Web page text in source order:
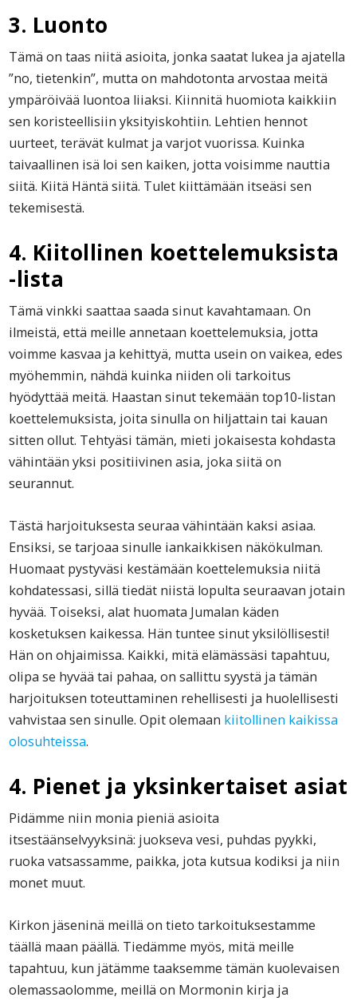
3. Luonto
Tämä on taas niitä asioita, jonka saatat lukea ja ajatella
”no, tietenkin”, mutta on mahdotonta arvostaa meitä
ympäröivää luontoa liiaksi. Kiinnitä huomiota kaikkiin
sen koristeellisiin yksityiskohtiin. Lehtien hennot
uurteet, terävät kulmat ja varjot vuorissa. Kuinka
taivaallinen isä loi sen kaiken, jotta voisimme nauttia
siitä. Kiitä Häntä siitä. Tulet kiittämään itseäsi sen
tekemisestä.
4. Kiitollinen koettelemuksista
-lista
Tämä vinkki saattaa saada sinut kavahtamaan. On
ilmeistä, että meille annetaan koettelemuksia, jotta
voimme kasvaa ja kehittyä, mutta usein on vaikea, edes
myöhemmin, nähdä kuinka niiden oli tarkoitus
hyödyttää meitä. Haastan sinut tekemään top10-listan
koettelemuksista, joita sinulla on hiljattain tai kauan
sitten ollut. Tehtyäsi tämän, mieti jokaisesta kohdasta
vähintään yksi positiivinen asia, joka siitä on
seurannut.
Tästä harjoituksesta seuraa vähintään kaksi asiaa.
Ensiksi, se tarjoaa sinulle iankaikkisen näkökulman.
Huomaat pystyväsi kestämään koettelemuksia niitä
kohdatessasi, sillä tiedät niistä lopulta seuraavan jotain
hyvää. Toiseksi, alat huomata Jumalan käden
kosketuksen kaikessa. Hän tuntee sinut yksilöllisesti!
Hän on ohjaimissa. Kaikki, mitä elämässäsi tapahtuu,
olipa se hyvää tai pahaa, on sallittu syystä ja tämän
harjoituksen toteuttaminen rehellisesti ja huolellisesti
vahvistaa sen sinulle. Opit olemaan kiitollinen kaikissa
olosuhteissa.
4. Pienet ja yksinkertaiset asiat
Pidämme niin monia pieniä asioita
itsestäänselvyyksinä: juokseva vesi, puhdas pyykki,
ruoka vatsassamme, paikka, jota kutsua kodiksi ja niin
monet muut.
Kirkon jäseninä meillä on tieto tarkoituksestamme
täällä maan päällä. Tiedämme myös, mitä meille
tapahtuu, kun jätämme taaksemme tämän kuolevaisen
olemassaolomme, meillä on Mormonin kirja ja